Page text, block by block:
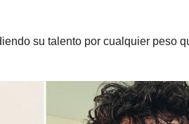
su talento por cualquier peso